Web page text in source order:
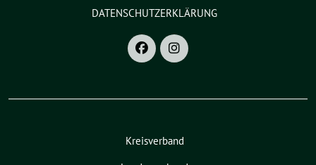
DATENSCHUTZERKLÄRUNG
Kreisverband